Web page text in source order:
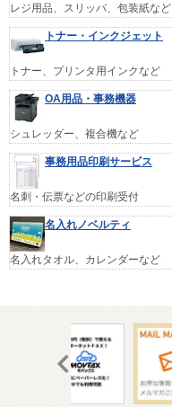
レジ用品、スリッパ、包装紙など
トナー・インクジェット
トナー、プリンタ用インクなど
OA用品・事務機器
シュレッダー、複合機など
事務用品印刷サービス
名刺・伝票などの印刷受付
名入れノベルティ
名入れタオル、カレンダーなど